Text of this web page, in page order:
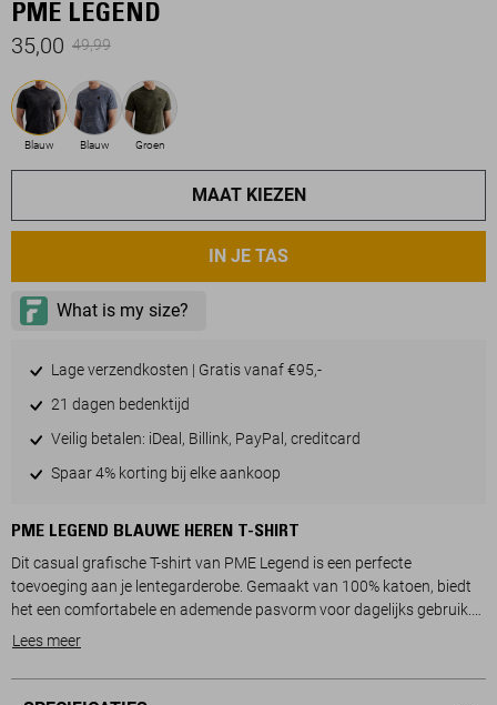
PME LEGEND
35,00 49,99
Blauw Blauw Groen
MAAT KIEZEN
IN JE TAS
Lage verzendkosten | Gratis vanaf €95,-
21 dagen bedenktijd
Veilig betalen: iDeal, Billink, PayPal, creditcard
Spaar 4% korting bij elke aankoop
PME LEGEND BLAUWE HEREN T-SHIRT
Dit casual grafische T-shirt van PME Legend is een perfecte
toevoeging aan je lentegarderobe. Gemaakt van 100% katoen, biedt
het een comfortabele en ademende pasvorm voor dagelijks gebruik.
Met de regular fit en de ronde hals creëer je een ontspannen, maar
een unieke twist zonder te overheersen, waardoor het uitstekend te
Lees meer